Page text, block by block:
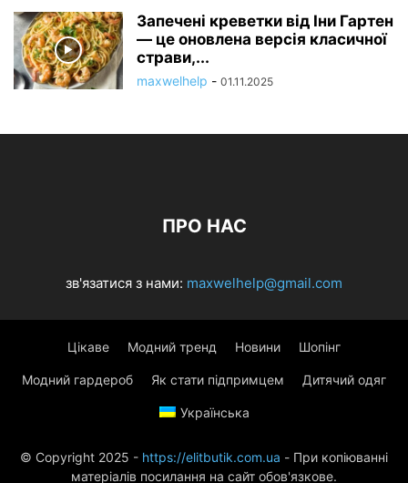
Запечені креветки від Іни Гартен
— це оновлена ​​версія класичної
страви,...
maxwelhelp - 01.11.2025
ПРО НАС
зв'язатися з нами: maxwelhelp@gmail.com
Цікаве Модний тренд Новини Шопінг
Модний гардероб Як стати підпримцем Дитячий одяг
Українська
© Copyright 2025 - https://elitbutik.com.ua - При копіюванні
матеріалів посилання на сайт обов'язкове.